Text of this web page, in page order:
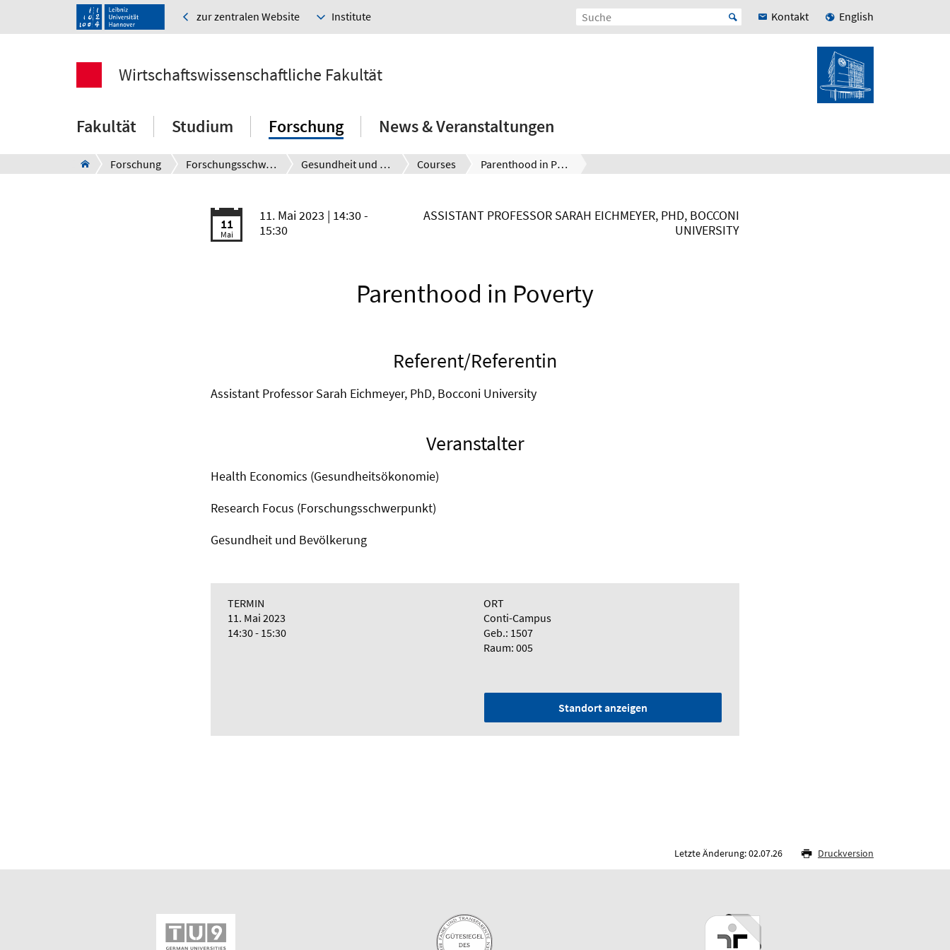
zur zentralen Website Institute Kontakt English
Wirtschaftswissenschaftliche Fakultät
Fakultät Studium Forschung News & Veranstaltungen
Forschung Forschungsschwerpunkte Gesundheit und Bevölkerung Courses Parenthood in Poverty
11
Mai
11. Mai 2023 | 14:30 -
15:30
ASSISTANT PROFESSOR SARAH EICHMEYER, PHD, BOCCONI
UNIVERSITY
Parenthood in Poverty
Referent/Referentin
Assistant Professor Sarah Eichmeyer, PhD, Bocconi University
Veranstalter
Health Economics (Gesundheitsökonomie)
Research Focus (Forschungsschwerpunkt)
Gesundheit und Bevölkerung
TERMIN
11. Mai 2023
14:30 - 15:30
ORT
Conti-Campus
Geb.: 1507
Raum: 005
Standort anzeigen
Letzte Änderung: 02.07.26 Druckversion